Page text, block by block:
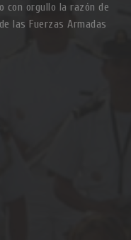
con orgullo la razón de
las Fuerzas Armadas